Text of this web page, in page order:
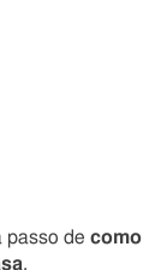
passo de como
.